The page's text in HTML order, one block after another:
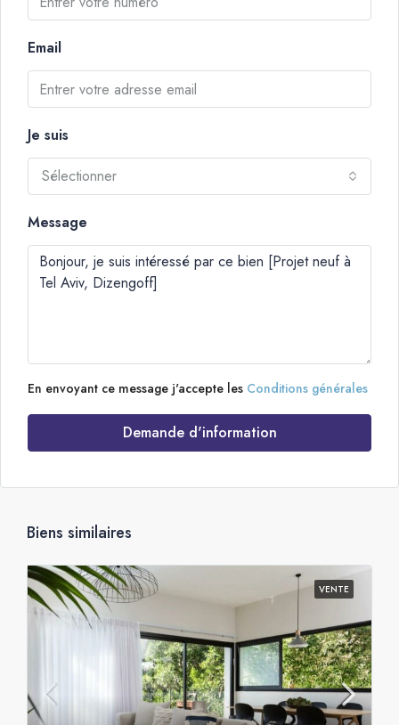
Email
Je suis
Sélectionner
Message
En envoyant ce message j'accepte les Conditions générales
Demande d'information
Biens similaires
VENTE